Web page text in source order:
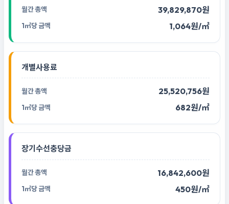
39,829,870원
1,064원/㎡
개별사용료
25,520,756원
682원/㎡
장기수선충당금
16,842,600원
450원/㎡